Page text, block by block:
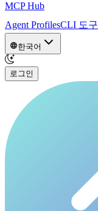
MCP Hub
Agent ProfilesCLI 도구
한국어
로그인